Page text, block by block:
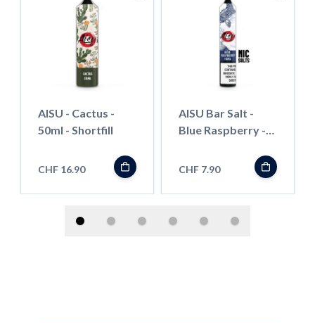
AISU - Cactus -
50ml - Shortfill
CHF 16.90
AISU Bar Salt -
Blue Raspberry -
CHF 7.90